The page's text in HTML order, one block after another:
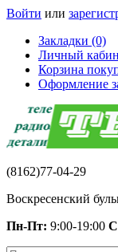
Войти или
Закладки (0)
Личный
Корзина
Оформление
(8162)77-04-29
Воскресенский
Пн-Пт: 9:00-19:00